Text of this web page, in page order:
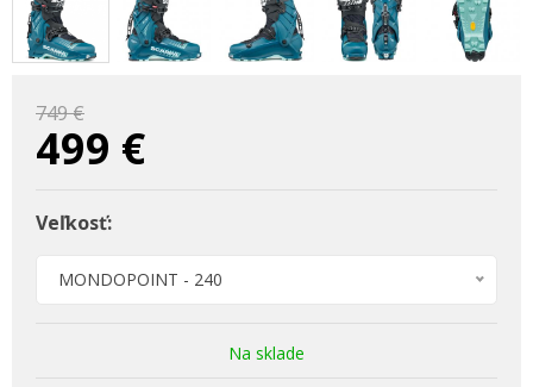
749 €
499 €
Veľkosť:
MONDOPOINT - 240
Na sklade